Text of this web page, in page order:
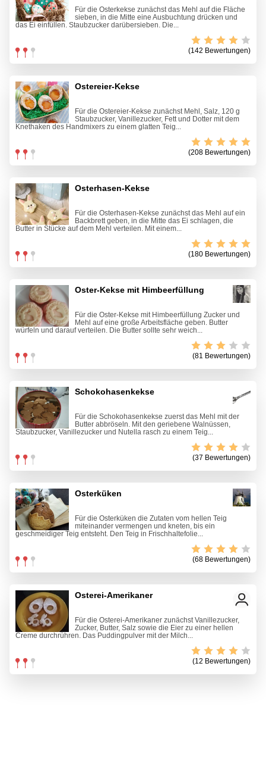
Für die Osterkekse zunächst das Mehl auf die Fläche
sieben, in die Mitte eine Ausbuchtung drücken und
das Ei einfüllen. Staubzucker darübersieben. Die...
(142 Bewertungen)
Ostereier-Kekse
Für die Ostereier-Kekse zunächst Mehl, Salz, 120 g
Staubzucker, Vanillezucker, Fett und Dotter mit dem
Knethaken des Handmixers zu einem glatten Teig...
(208 Bewertungen)
Osterhasen-Kekse
Für die Osterhasen-Kekse zunächst das Mehl auf ein
Backbrett geben, in die Mitte das Ei schlagen, die
Butter in Stücke auf dem Mehl verteilen. Mit einem...
(180 Bewertungen)
Oster-Kekse mit Himbeerfüllung
Für die Oster-Kekse mit Himbeerfüllung Zucker und
Mehl auf eine große Arbeitsfläche geben. Butter
würfeln und darauf verteilen. Die Butter sollte sehr weich...
(81 Bewertungen)
Schokohasenkekse
Für die Schokohasenkekse zuerst das Mehl mit der
Butter abbröseln. Mit den geriebene Walnüssen,
Staubzucker, Vanillezucker und Nutella rasch zu einem Teig...
(37 Bewertungen)
Osterküken
Für die Osterküken die Zutaten vom hellen Teig
miteinander vermengen und kneten, bis ein
geschmeidiger Teig entsteht. Den Teig in Frischhaltefolie...
(68 Bewertungen)
Osterei-Amerikaner
Für die Osterei-Amerikaner zunächst Vanillezucker,
Zucker, Butter, Salz sowie die Eier zu einer hellen
Creme durchrühren. Das Puddingpulver mit der Milch...
(12 Bewertungen)